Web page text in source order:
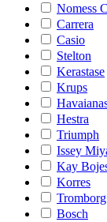
Nomess
Carrera
Casio
Stelton
Kerastase
Krups
Hestra
Triumph
Issey
Kay
Korres
Tromborg
Bosch